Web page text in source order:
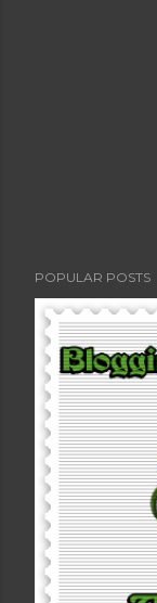
POPULAR POSTS